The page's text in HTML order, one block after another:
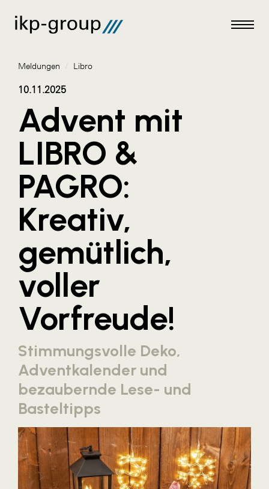
Meldungen
AKTUELLES
ACO
ALEX Krems
Amazon Web Services
AustroCel Hallein
Blaguss
Bundesverband Sonnenschutztechnik
Cineplexx
Colmobil Austria
Controller Institut
Darbo
Designer Outlets Parndorf und Salzburg
DOMOFERM
Essity
EY
Meldungen / Libro
10.11.2025
Advent mit
LIBRO &
PAGRO:
Kreativ,
gemütlich,
voller
Vorfreude!
Stimmungsvolle Deko,
Adventkalender und
bezaubernde Lese- und
Basteltipps